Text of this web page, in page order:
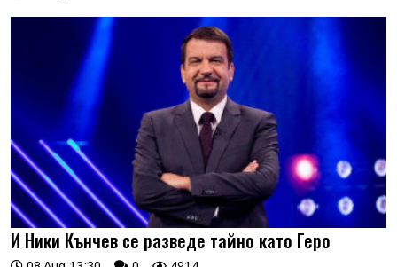
И Ники Кънчев се разведе тайно като Геро